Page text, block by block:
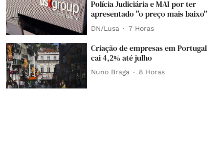
Polícia Judiciária e MAI por ter
apresentado "o preço mais baixo"
DN/Lusa 7 Horas
Criação de empresas em Portugal
cai 4,2% até julho
Nuno Braga 8 Horas